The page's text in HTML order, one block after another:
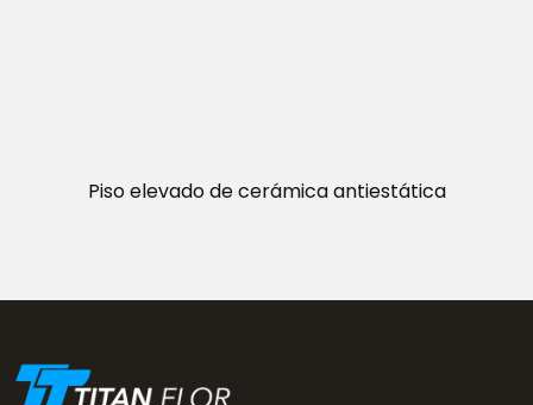
Piso elevado de cerámica antiestática